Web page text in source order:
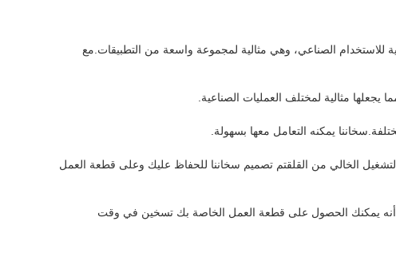
للاستخدام الصناعي، وهي مثالية لمجموعة واسعة من التطبيقات.مع
يجعلها مثالية لمختلف العمليات الصناعية.
الخالي من القلقتم تصميم سخاننا للحفاظ عليك وعلى قطعة العمل
أنه يمكنك الحصول على قطعة العمل الخاصة بك تسخين في وقت